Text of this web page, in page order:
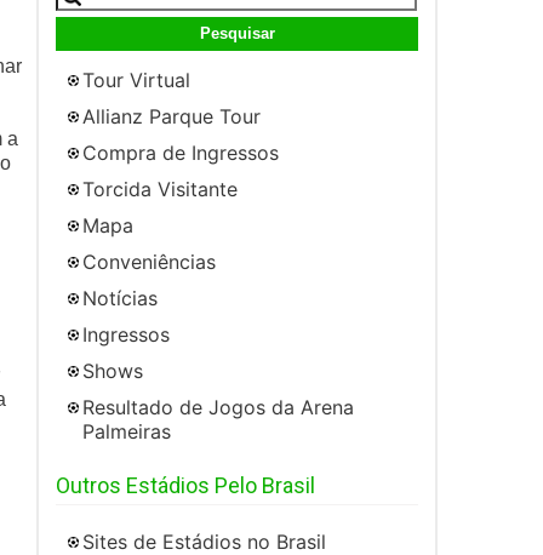
a
por:
Tour Virtual
Allianz Parque Tour
Compra de Ingressos
Torcida Visitante
Mapa
Conveniências
Notícias
Ingressos
Shows
Resultado de Jogos da Arena
Palmeiras
Outros Estádios Pelo Brasil
Sites de Estádios no Brasil